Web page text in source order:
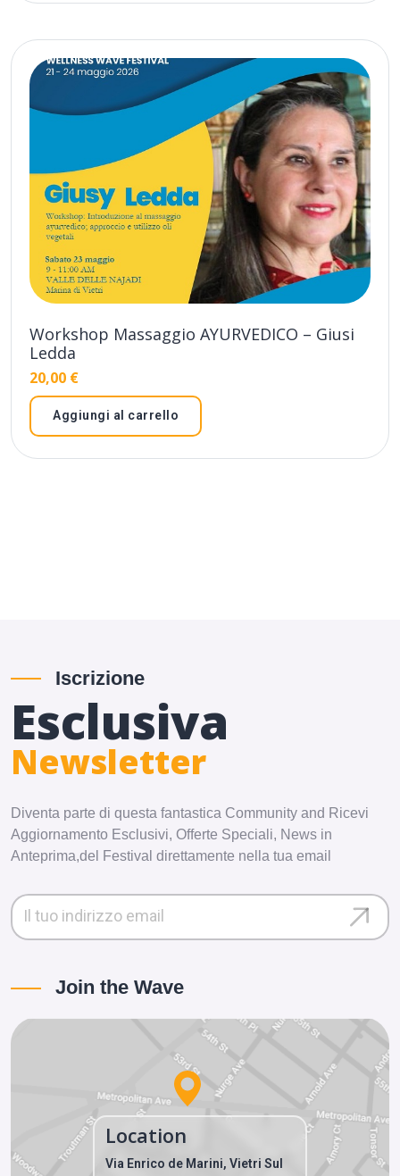
Workshop Massaggio AYURVEDICO – Giusi
Ledda
20,00 €
Aggiungi al carrello
Iscrizione
Esclusiva
Newsletter
Diventa parte di questa fantastica Community and Ricevi
Aggiornamento Esclusivi, Offerte Speciali, News in
Anteprima,del Festival direttamente nella tua email
Join the Wave
Location
Via Enrico de Marini, Vietri Sul